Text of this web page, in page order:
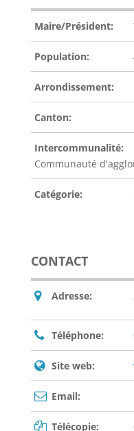
Maire/Président:
Population:
Arrondissement:
Canton:
Intercommunalité:
Communauté
Catégorie:
CONTACT
Adresse:
Téléphone:
Site web:
Email:
Télécopie: